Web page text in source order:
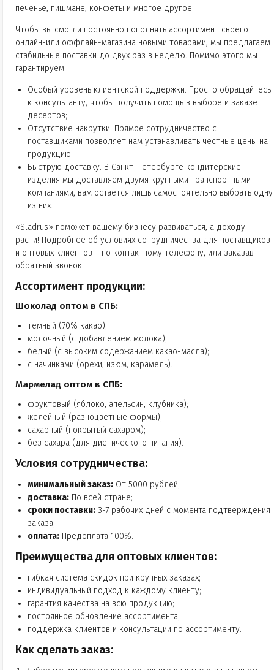
печенье, пишмане, конфеты и многое другое.
Чтобы вы смогли постоянно пополнять ассортимент своего
онлайн-или оффлайн-магазина новыми товарами, мы предлагаем
стабильные поставки до двух раз в неделю. Помимо этого мы
гарантируем:
Особый уровень клиентской поддержки. Просто обращайтесь
к консультанту, чтобы получить помощь в выборе и заказе
десертов;
Отсутствие накрутки. Прямое сотрудничество с
поставщиками позволяет нам устанавливать честные цены на
продукцию.
Быструю доставку. В Санкт-Петербурге кондитерские
изделия мы доставляем двумя крупными транспортными
компаниями, вам остается лишь самостоятельно выбрать одну
из них.
«Sladrus» поможет вашему бизнесу развиваться, а доходу –
расти! Подробнее об условиях сотрудничества для поставщиков
и оптовых клиентов – по контактному телефону, или заказав
обратный звонок.
Ассортимент продукции:
Шоколад оптом в СПБ:
темный (70% какао);
молочный (с добавлением молока);
белый (с высоким содержанием какао-масла);
с начинками (орехи, изюм, карамель).
Мармелад оптом в СПБ:
фруктовый (яблоко, апельсин, клубника);
желейный (разноцветные формы);
сахарный (покрытый сахаром);
без сахара (для диетического питания).
Условия сотрудничества:
минимальный заказ: От 5000 рублей;
доставка: По всей стране;
сроки поставки: 3-7 рабочих дней с момента подтверждения
заказа;
оплата: Предоплата 100%.
Преимущества для оптовых клиентов:
гибкая система скидок при крупных заказах;
индивидуальный подход к каждому клиенту;
гарантия качества на всю продукцию;
постоянное обновление ассортимента;
поддержка клиентов и консультации по ассортименту.
Как сделать заказ: